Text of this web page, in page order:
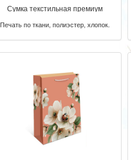
Сумка текстильная премиум
Печать по ткани, полиэстер, хлопок.